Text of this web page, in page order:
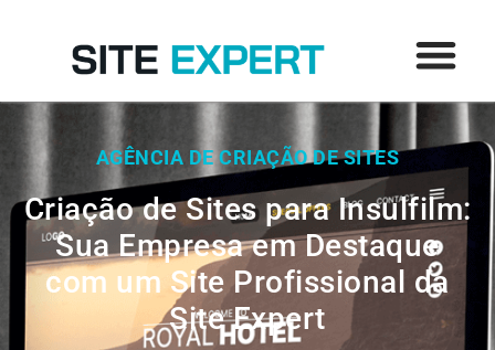
AGÊNCIA DE CRIAÇÃO DE SITES
Criação de Sites para Insulfilm:
Sua Empresa em Destaque
com um Site Profissional da
Site Expert